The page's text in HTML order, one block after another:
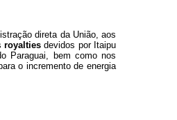
direta da União, aos
royalties devidos por Itaipu
Paraguai, bem como nos
o incremento de energia